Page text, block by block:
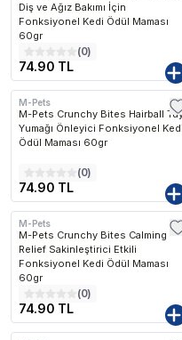
Diş ve Ağız Bakımı İçin
Fonksiyonel Kedi Ödül Maması
60gr
(0)
74.90 TL
M-Pets
M-Pets Crunchy Bites Hairball
Yumağı Önleyici Fonksiyonel Kedi
Ödül Maması 60gr
(0)
74.90 TL
M-Pets
M-Pets Crunchy Bites Calming
Relief Sakinleştirici Etkili
Fonksiyonel Kedi Ödül Maması
60gr
(0)
74.90 TL